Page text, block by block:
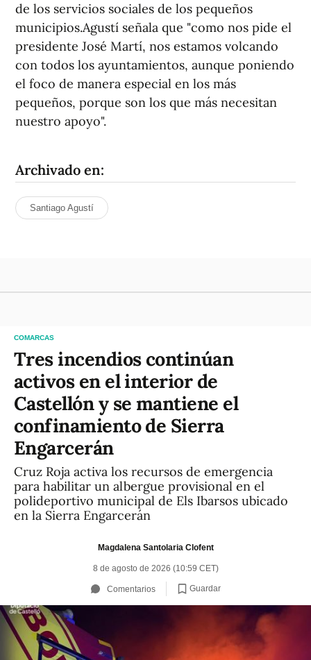
de los servicios sociales de los pequeños
municipios.Agustí señala que "como nos pide el
presidente José Martí, nos estamos volcando
con todos los ayuntamientos, aunque poniendo
el foco de manera especial en los más
pequeños, porque son los que más necesitan
nuestro apoyo".
Archivado en:
Santiago Agustí
COMARCAS
Tres incendios continúan
activos en el interior de
Castellón y se mantiene el
confinamiento de Sierra
Engarcerán
Cruz Roja activa los recursos de emergencia
para habilitar un albergue provisional en el
polideportivo municipal de Els Ibarsos ubicado
en la Sierra Engarcerán
Magdalena Santolaria Clofent
8 de agosto de 2026 (10:59 CET)
Comentarios Guardar